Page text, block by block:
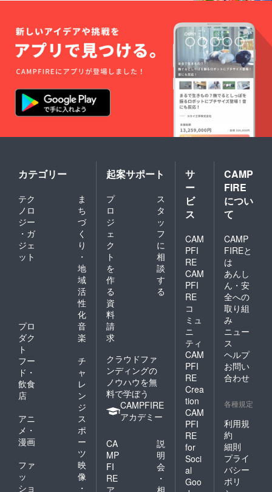
カテゴリー
テク
ノロ
ジー
・ガ
ジェ
ット
ま
ち
づ
く
り
・
地
域
活
性
化
プロ
ダク
ト
音
楽
フー
ド・
飲食
店
チ
ャ
レ
ン
ジ
アニ
メ・
漫画
ス
ポ
ー
ツ
ファ
ッ
ショ
映
像
・
起案サポート
プ
ロ
ジ
ェ
ク
ト
を
作
る
ス
タ
ッ
フ
に
相
談
す
る
資
料
請
求
クラウドファ
ンディングの
ノウハウを無
料で学ぼう
CAMPFIRE
アカデミー
CA
MP
FI
RE
説
明
会
・
サ
ー
ビ
ス
CAM
PFI
RE
CAM
PFI
RE
コ
ミュ
ニ
ティ
CAM
PFI
RE
Crea
tion
CAM
PFI
RE
for
Soci
al
Goo
CAMP
FIRE
につい
て
CAMP
FIREと
は
あんし
ん・安
全への
取り組
み
ニュー
ス
ヘルプ
お問い
合わせ
各種規定
利用規
約
細則
プライ
バシー
ポリ